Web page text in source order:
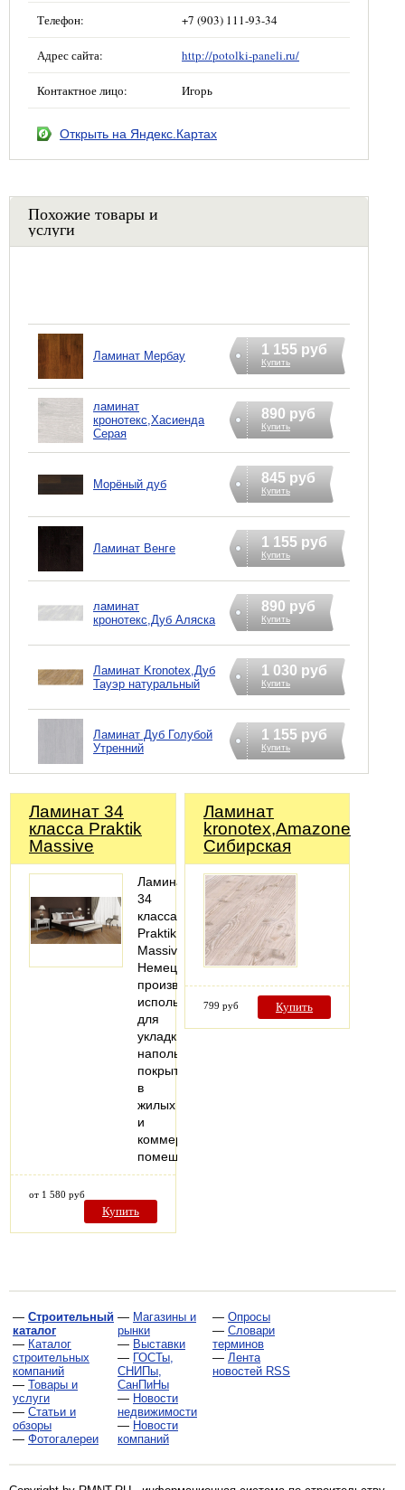
Телефон: +7 (903) 111-93-34
Адрес сайта: http://potolki-paneli.ru/
Контактное лицо: Игорь
Открыть на Яндекс.Картах
Похожие товары и
услуги
Ламинат Мербау 1 155 руб
Купить
ламинат
кронотекс,Хасиенда
Серая
890 руб
Купить
Морёный дуб 845 руб
Купить
Ламинат Венге 1 155 руб
Купить
ламинат
кронотекс,Дуб Аляска
890 руб
Купить
Ламинат Kronotex,Дуб
Тауэр натуральный
1 030 руб
Купить
Ламинат Дуб Голубой
Утренний
1 155 руб
Купить
Ламинат 34
класса Praktik
Massive
Ламинат
34
класса
Praktik
Massive
Немецкого
производства
используется
для
укладки
напольного
покрытия
в
жилых
и
коммерческих
помещениях.
от 1 580 руб
Купить
Ламинат
kronotex,Amazone,Пихта
Сибирская
799 руб Купить
— Строительный
каталог
— Каталог
строительных
компаний
— Товары и
услуги
— Статьи и
обзоры
— Фотогалереи
— Магазины и
рынки
— Выставки
— ГОСТы,
СНИПы,
СанПиНы
— Новости
недвижимости
— Новости
компаний
— Опросы
— Словари
терминов
— Лента
новостей RSS